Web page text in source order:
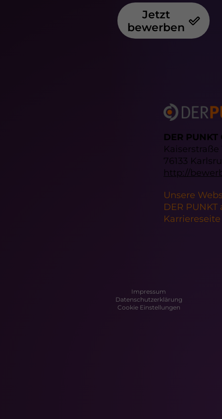
Jetzt
bewerben
DER
Kaiserstraße
76133
http://
Unsere
DER
Impressum
Datenschutzerklärung
Cookie Einstellungen